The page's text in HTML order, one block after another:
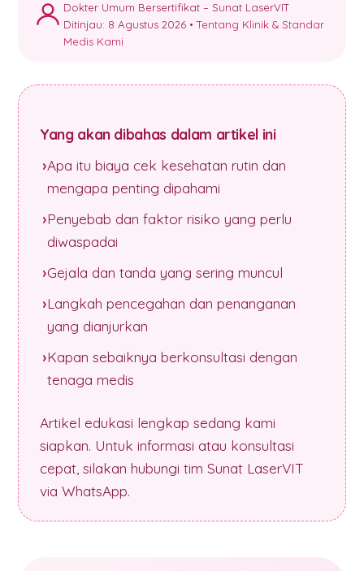
Dokter Umum Bersertifikat – Sunat LaserVIT
Ditinjau: 8 Agustus 2026 •Tentang Klinik & Standar
Medis Kami
Yang akan dibahas dalam artikel ini
Apa itu biaya cek kesehatan rutin dan
mengapa penting dipahami
Penyebab dan faktor risiko yang perlu
diwaspadai
Gejala dan tanda yang sering muncul
Langkah pencegahan dan penanganan
yang dianjurkan
Kapan sebaiknya berkonsultasi dengan
tenaga medis
Artikel edukasi lengkap sedang kami
siapkan. Untuk informasi atau konsultasi
cepat, silakan hubungi tim Sunat LaserVIT
via WhatsApp.